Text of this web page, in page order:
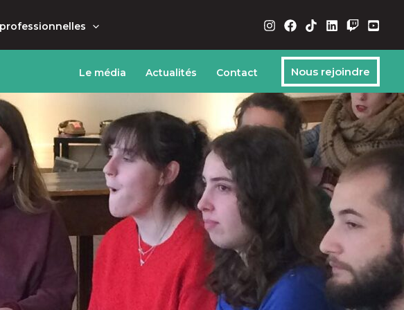
Le média Actualités Contact Nous rejoindre